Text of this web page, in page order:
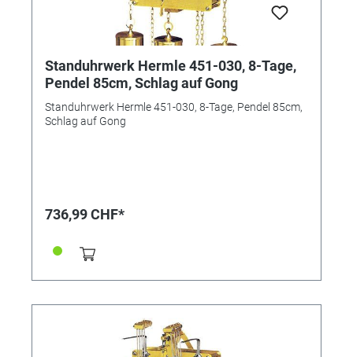
Standuhrwerk Hermle 451-030, 8-Tage,
Pendel 85cm, Schlag auf Gong
Standuhrwerk Hermle 451-030, 8-Tage, Pendel 85cm,
Schlag auf Gong
736,99 CHF*